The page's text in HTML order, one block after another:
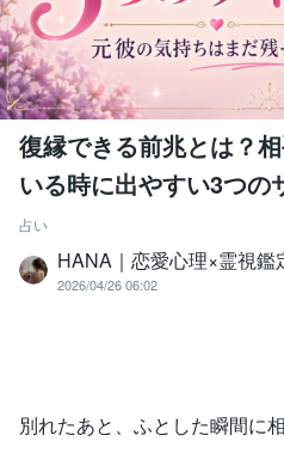
復縁できる前兆とは？
いる時に出やすい3つの
占い
HANA｜恋愛心理×霊視鑑
2026/04/26 06:02
別れたあと、ふとした瞬間に